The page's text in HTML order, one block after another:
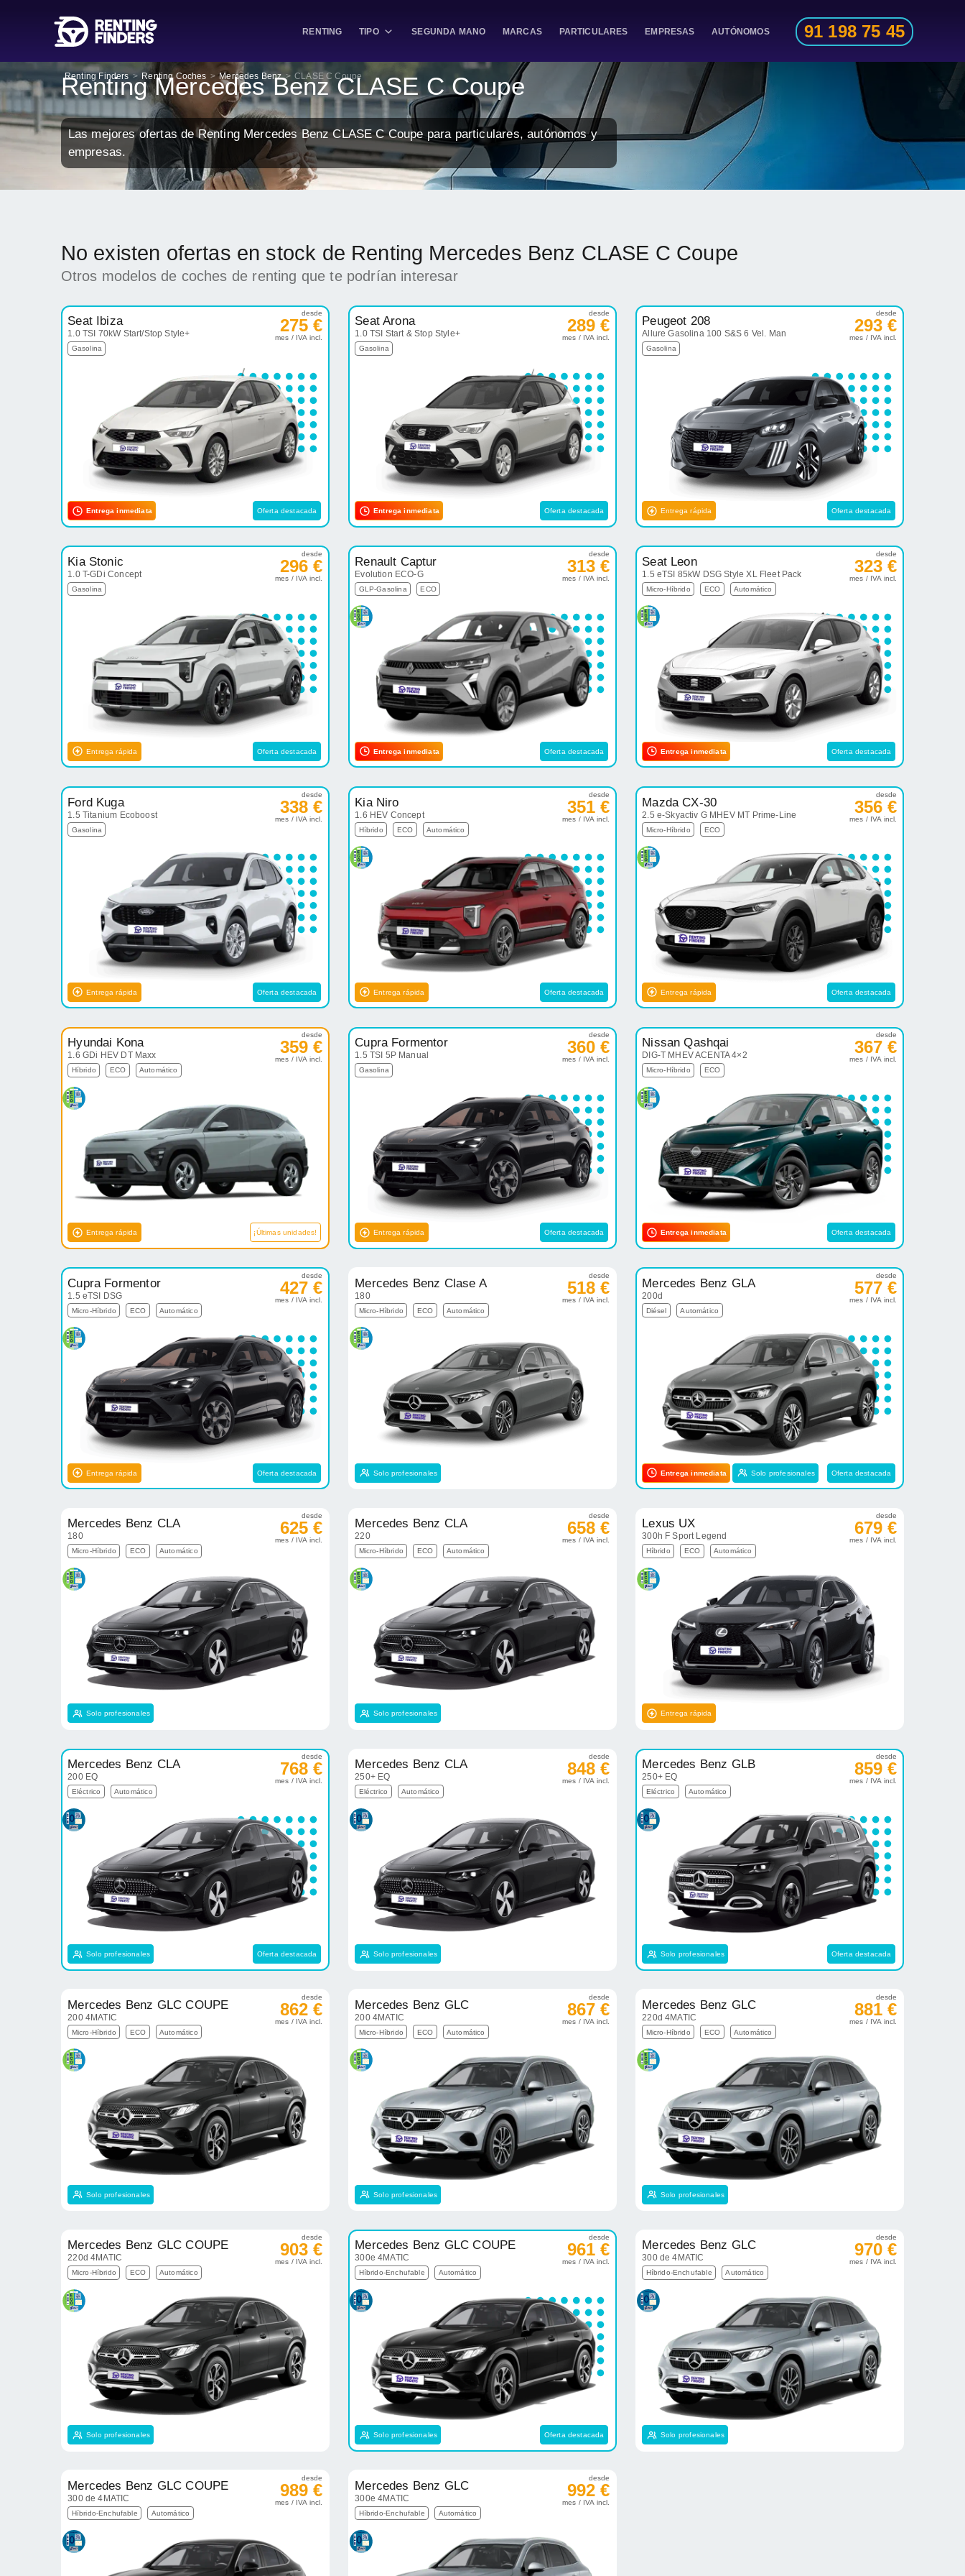
RENTING TIPO SEGUNDA MANO MARCAS PARTICULARES EMPRESAS AUTÓNOMOS 91 198 75 45
Renting Finders > Renting Coches > Mercedes Benz > CLASE C Coupe
Renting Mercedes Benz CLASE C Coupe
Las mejores ofertas de Renting Mercedes Benz CLASE C Coupe para particulares, autónomos y
empresas.
No existen ofertas en stock de Renting Mercedes Benz CLASE C Coupe
Otros modelos de coches de renting que te podrían interesar
Seat Ibiza
1.0 TSI 70kW Start/Stop Style+
Gasolina
desde
275 €
mes / IVA incl.
Entrega inmediata Oferta destacada
Seat Arona
1.0 TSI Start & Stop Style+
Gasolina
desde
289 €
mes / IVA incl.
Entrega inmediata Oferta destacada
Peugeot 208
Allure Gasolina 100 S&S 6 Vel. Man
Gasolina
desde
293 €
mes / IVA incl.
Entrega rápida Oferta destacada
Kia Stonic
1.0 T-GDi Concept
Gasolina
desde
296 €
mes / IVA incl.
Entrega rápida Oferta destacada
Renault Captur
Evolution ECO-G
GLP-Gasolina ECO
desde
313 €
mes / IVA incl.
Entrega inmediata Oferta destacada
Seat Leon
1.5 eTSI 85kW DSG Style XL Fleet Pack
Micro-Híbrido ECO Automático
desde
323 €
mes / IVA incl.
Entrega inmediata Oferta destacada
Ford Kuga
1.5 Titanium Ecoboost
Gasolina
desde
338 €
mes / IVA incl.
Entrega rápida Oferta destacada
Kia Niro
1.6 HEV Concept
Híbrido ECO Automático
desde
351 €
mes / IVA incl.
Entrega rápida Oferta destacada
Mazda CX-30
2.5 e-Skyactiv G MHEV MT Prime-Line
Micro-Híbrido ECO
desde
356 €
mes / IVA incl.
Entrega rápida Oferta destacada
Hyundai Kona
1.6 GDi HEV DT Maxx
Híbrido ECO Automático
desde
359 €
mes / IVA incl.
Entrega rápida ¡Últimas unidades!
Cupra Formentor
1.5 TSI 5P Manual
Gasolina
desde
360 €
mes / IVA incl.
Entrega rápida Oferta destacada
Nissan Qashqai
DIG-T MHEV ACENTA 4×2
Micro-Híbrido ECO
desde
367 €
mes / IVA incl.
Entrega inmediata Oferta destacada
Cupra Formentor
1.5 eTSI DSG
Micro-Híbrido ECO Automático
desde
427 €
mes / IVA incl.
Entrega rápida Oferta destacada
Mercedes Benz Clase A
180
Micro-Híbrido ECO Automático
desde
518 €
mes / IVA incl.
Solo profesionales
Mercedes Benz GLA
200d
Diésel Automático
desde
577 €
mes / IVA incl.
Entrega inmediata Solo profesionales Oferta destacada
Mercedes Benz CLA
180
Micro-Híbrido ECO Automático
desde
625 €
mes / IVA incl.
Solo profesionales
Mercedes Benz CLA
220
Micro-Híbrido ECO Automático
desde
658 €
mes / IVA incl.
Solo profesionales
Lexus UX
300h F Sport Legend
Híbrido ECO Automático
desde
679 €
mes / IVA incl.
Entrega rápida
Mercedes Benz CLA
200 EQ
Eléctrico Automático
desde
768 €
mes / IVA incl.
Solo profesionales Oferta destacada
Mercedes Benz CLA
250+ EQ
Eléctrico Automático
desde
848 €
mes / IVA incl.
Solo profesionales
Mercedes Benz GLB
250+ EQ
Eléctrico Automático
desde
859 €
mes / IVA incl.
Solo profesionales Oferta destacada
Mercedes Benz GLC COUPE
200 4MATIC
Micro-Híbrido ECO Automático
desde
862 €
mes / IVA incl.
Solo profesionales
Mercedes Benz GLC
200 4MATIC
Micro-Híbrido ECO Automático
desde
867 €
mes / IVA incl.
Solo profesionales
Mercedes Benz GLC
220d 4MATIC
Micro-Híbrido ECO Automático
desde
881 €
mes / IVA incl.
Solo profesionales
Mercedes Benz GLC COUPE
220d 4MATIC
Micro-Híbrido ECO Automático
desde
903 €
mes / IVA incl.
Solo profesionales
Mercedes Benz GLC COUPE
300e 4MATIC
Híbrido-Enchufable Automático
desde
961 €
mes / IVA incl.
Solo profesionales Oferta destacada
Mercedes Benz GLC
300 de 4MATIC
Híbrido-Enchufable Automático
desde
970 €
mes / IVA incl.
Solo profesionales
Mercedes Benz GLC COUPE
300 de 4MATIC
Híbrido-Enchufable Automático
desde
989 €
mes / IVA incl.
Mercedes Benz GLC
300e 4MATIC
Híbrido-Enchufable Automático
desde
992 €
mes / IVA incl.